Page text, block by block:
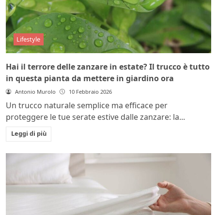
Lifestyle
Hai il terrore delle zanzare in estate? Il trucco è tutto
in questa pianta da mettere in giardino ora
Antonio Murolo 10 Febbraio 2026
Un trucco naturale semplice ma efficace per
proteggere le tue serate estive dalle zanzare: la...
Leggi di più